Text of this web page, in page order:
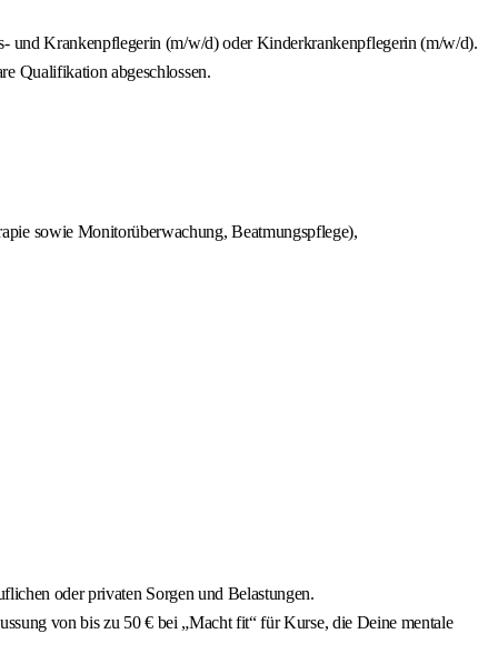
und Krankenpflegerin (m/w/d) oder Kinderkrankenpflegerin (m/w/d).
Qualifikation abgeschlossen.
sowie Monitorüberwachung, Beatmungspflege),
oder privaten Sorgen und Belastungen.
von bis zu 50 € bei „Macht fit“ für Kurse, die Deine mentale